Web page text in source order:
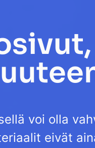
voi olla
eivät